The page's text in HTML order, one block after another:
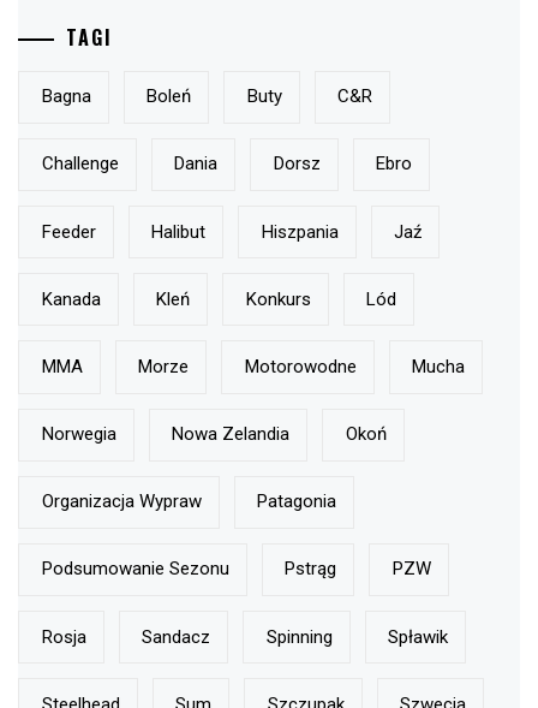
TAGI
Bagna Boleń Buty C&r
Challenge Dania Dorsz Ebro
Feeder Halibut Hiszpania Jaź
Kanada Kleń Konkurs Lód
MMA Morze Motorowodne Mucha
Norwegia Nowa Zelandia Okoń
Organizacja Wypraw Patagonia
Podsumowanie Sezonu Pstrąg PZW
Rosja Sandacz Spinning Spławik